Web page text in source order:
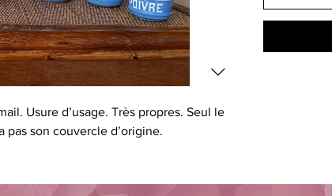
Usure d’usage. Très propres. Seul le
pas son couvercle d’origine.